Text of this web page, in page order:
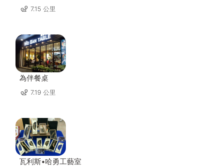
7.15 公里
為伴餐桌
7.19 公里
瓦利斯•哈勇工藝室